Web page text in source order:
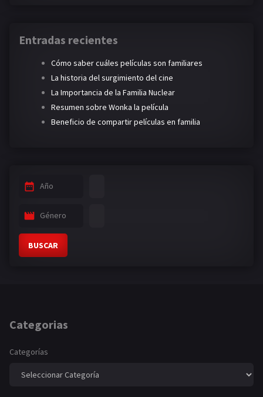
Entradas recientes
Cómo saber cuáles películas son familiares
La historia del surgimiento del cine
La Importancia de la Familia Nuclear
Resumen sobre Wonka la película
Beneficio de compartir películas en familia
Año
Género
BUSCAR
Categorias
Categorías